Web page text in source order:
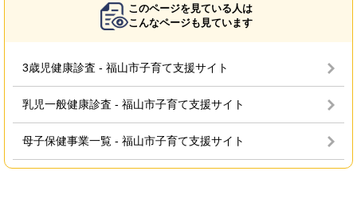
このページを見ている人は
こんなページも見ています
3歳児健康診査 - 福山市子育て支援サイト
乳児一般健康診査 - 福山市子育て支援サイト
母子保健事業一覧 - 福山市子育て支援サイト